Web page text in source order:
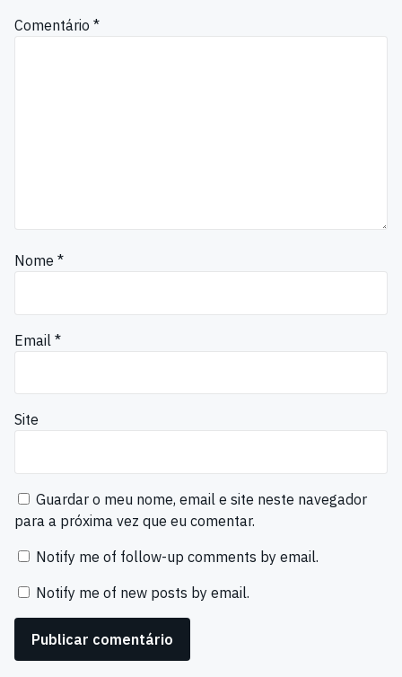
Comentário *
Nome *
Email *
Site
Guardar o meu nome, email e site neste navegador
para a próxima vez que eu comentar.
Notify me of follow-up comments by email.
Notify me of new posts by email.